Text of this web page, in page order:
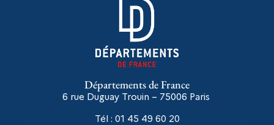
Départements de France
6 rue Duguay Trouin – 75006 Paris
Tél : 01 45 49 60 20